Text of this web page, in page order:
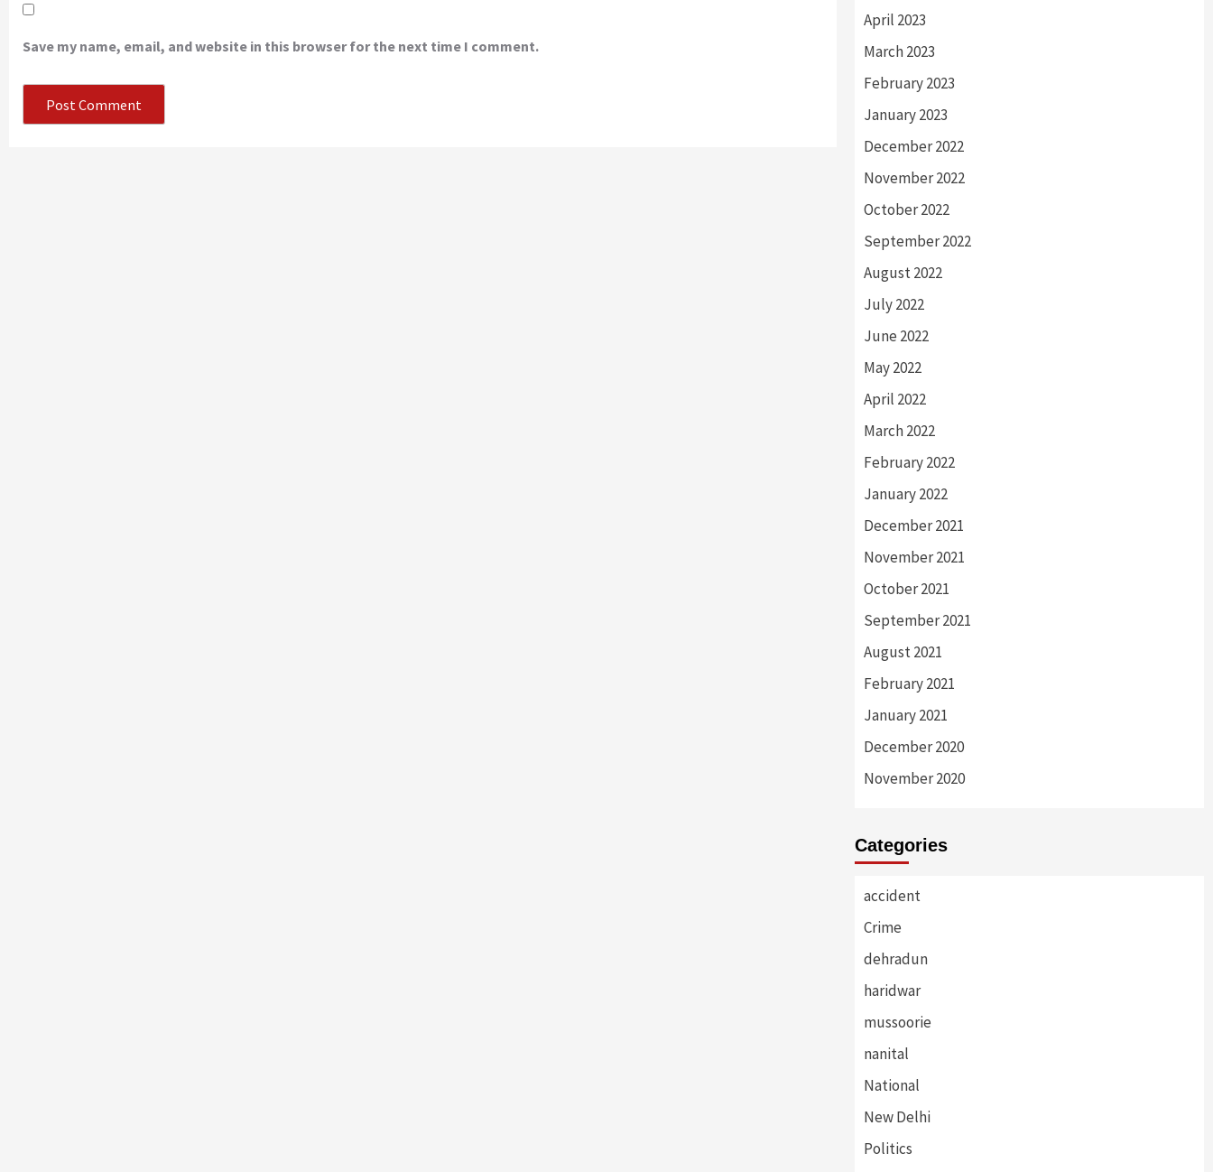
Save my name, email, and website in this browser for the next time I comment.
April 2023
March 2023
February 2023
January 2023
December 2022
November 2022
October 2022
September 2022
August 2022
July 2022
June 2022
May 2022
April 2022
March 2022
February 2022
January 2022
December 2021
November 2021
October 2021
September 2021
August 2021
February 2021
January 2021
December 2020
November 2020
Categories
accident
Crime
dehradun
haridwar
mussoorie
nanital
National
New Delhi
Politics